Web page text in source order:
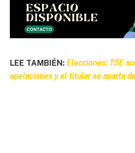
LEE TAMBIÉN: Elecciones: TSE
apelaciones y el titular se aparta